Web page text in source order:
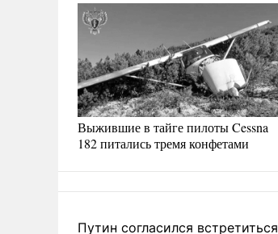
Выжившие в тайге пилоты Cessna
182 питались тремя конфетами
Путин согласился встретиться